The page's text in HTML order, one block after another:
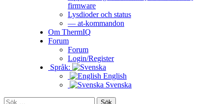
firmware
Lysdioder och status
— at-kommandon
Om ThermIQ
Forum
Forum
Login/Register
Språk:
English
Svenska
Sök